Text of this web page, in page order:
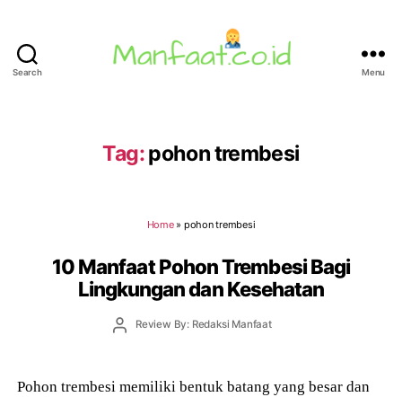
Search Menu
Tag:pohon trembesi
Home» pohon trembesi
10 Manfaat Pohon Trembesi Bagi
Lingkungan dan Kesehatan
PostReview By: Redaksi Manfaat
Pohon trembesi memiliki bentuk batang yang besar dan